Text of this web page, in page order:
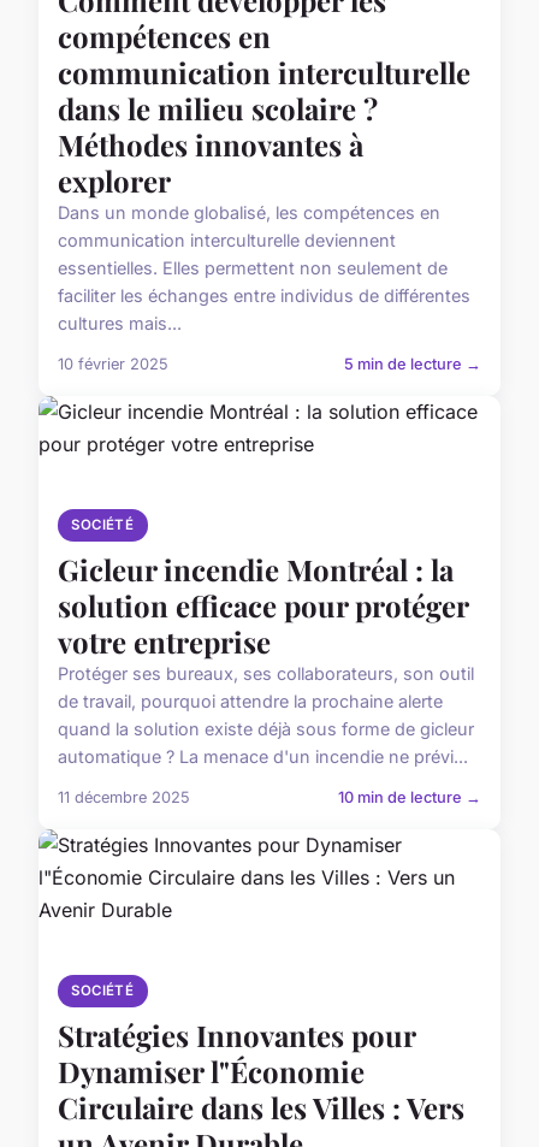
compétences en
communication interculturelle
dans le milieu scolaire ?
Méthodes innovantes à
explorer
Dans un monde globalisé, les compétences en
communication interculturelle deviennent
essentielles. Elles permettent non seulement de
faciliter les échanges entre individus de différentes
cultures mais...
10 février 2025 5 min de lecture →
SOCIÉTÉ
Gicleur incendie Montréal : la
solution efficace pour protéger
votre entreprise
Protéger ses bureaux, ses collaborateurs, son outil
de travail, pourquoi attendre la prochaine alerte
quand la solution existe déjà sous forme de gicleur
automatique ? La menace d'un incendie ne prévi...
11 décembre 2025 10 min de lecture →
SOCIÉTÉ
Stratégies Innovantes pour
Dynamiser l"Économie
Circulaire dans les Villes : Vers